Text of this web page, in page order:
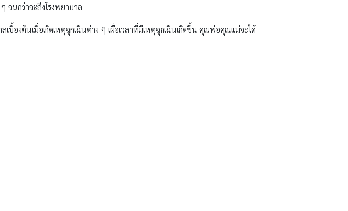
จนกว่าจะถึงโรงพยาบาล
บื้องต้นเมื่อเกิดเหตุฉุกเฉินต่าง ๆ เผื่อเวลาที่มีเหตุฉุกเฉินเกิดขึ้น คุณพ่อคุณแม่จะได้